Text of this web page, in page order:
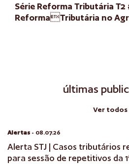
Série Reforma Tributária T2
ReformaTributária no
últimas
Ver todos
Alertas - 08.07.26
Alerta STJ | Casos tributários
para sessão de repetitivos da